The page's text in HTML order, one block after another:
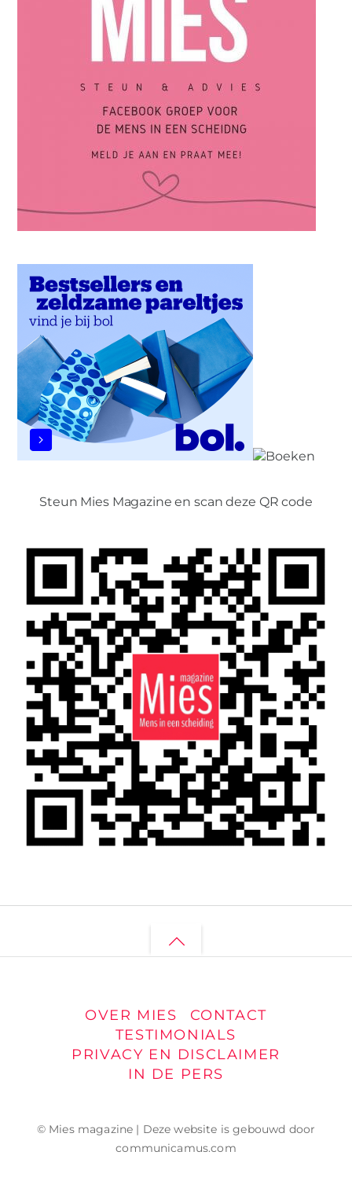
Steun Mies Magazine en scan deze QR code
Back
OVER MIES
CONTACT
TESTIMONIALS
PRIVACY EN DISCLAIMER
IN DE PERS
© Mies magazine | Deze website is gebouwd door
communicamus.com